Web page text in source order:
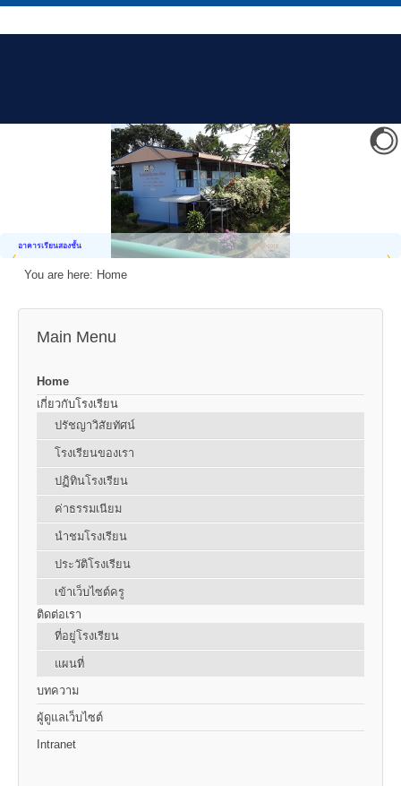
อาคารเรียนสองชั้น
You are here: Home
Main Menu
Home
เกี่ยวกับโรงเรียน
ปรัชญาวิสัยทัศน์
โรงเรียนของเรา
ปฏิทินโรงเรียน
ค่าธรรมเนียม
นำชมโรงเรียน
ประวัติโรงเรียน
เข้าเว็บไซต์ครู
ติดต่อเรา
ที่อยู่โรงเรียน
แผนที่
บทความ
ผู้ดูแลเว็บไซต์
Intranet